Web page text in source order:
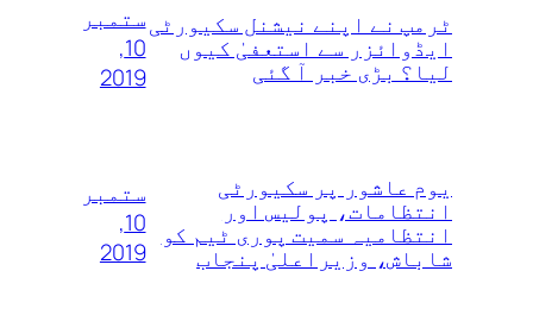
ٹرمپ نے اپنے نیشنل سکیورٹی
ایڈوائزر سے استعفیٰ کیوں
لیا؟ بڑی خبر آ گئی
ستمبر
10,
2019
یوم عاشور پر سکیورٹی
انتظامات، پولیس اور
انتظامیہ سمیت پوری ٹیم کو
شاباش، وزیراعلیٰ پنجاب
ستمبر
10,
2019